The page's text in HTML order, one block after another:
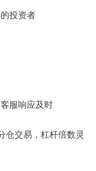
投资者
服响应及时
仓交易，杠杆倍数灵